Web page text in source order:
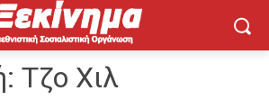
Τζο Χιλ